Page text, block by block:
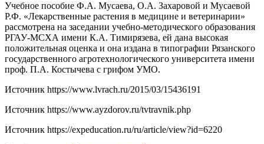
Учебное пособие Ф.А. Мусаева, О.А. Захаровой и Мусаевой
Р.Ф. «Лекарственные растения в медицине и ветеринарии»
рассмотрена на заседании учебно-методического образования
РГАУ-МСХА имени К.А. Тимирязева, ей дана высокая
положительная оценка и она издана в типографии Рязанского
государственного агротехнологического университета имени
проф. П.А. Костычева с грифом УМО.
Источник https://www.lvrach.ru/2015/03/15436191
Источник https://www.ayzdorov.ru/tvtravnik.php
Источник https://expeducation.ru/ru/article/view?id=6220